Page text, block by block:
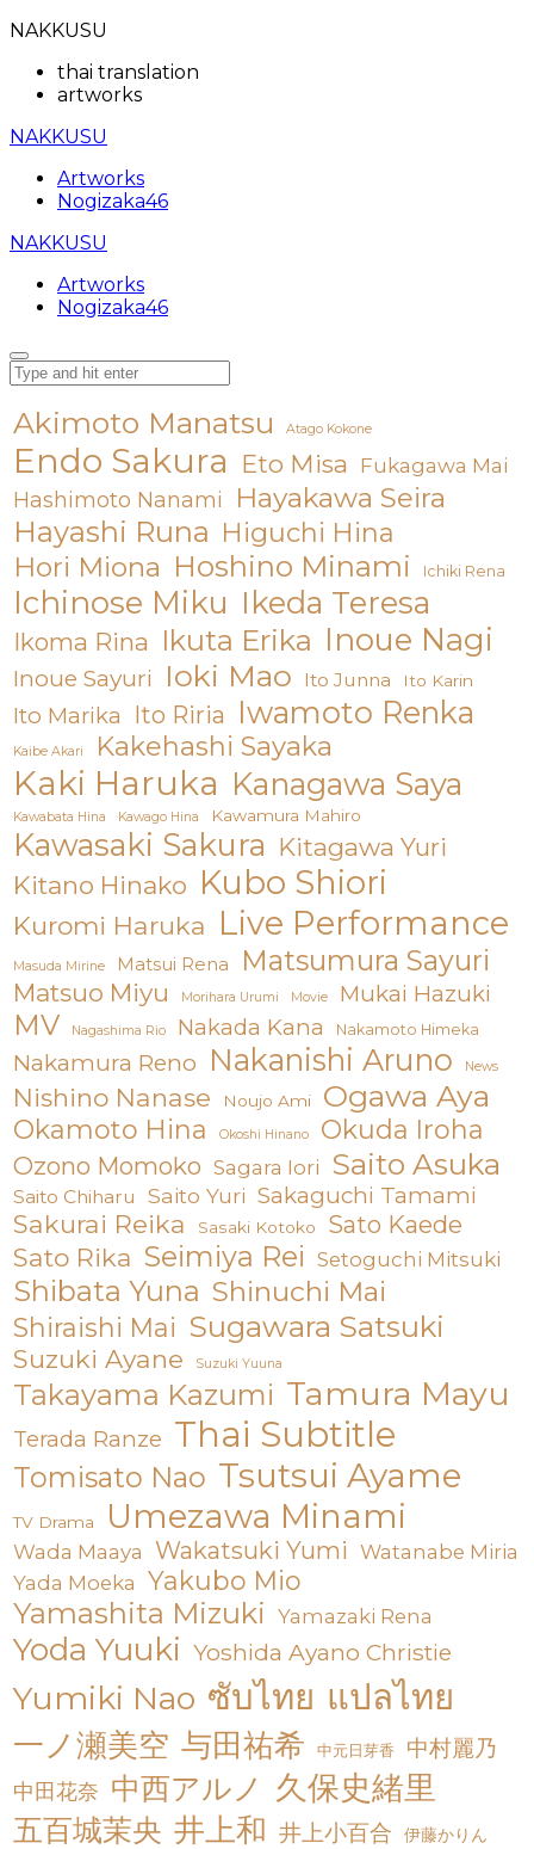
NAKKUSU
thai translation
artworks
NAKKUSU
Artworks
Nogizaka46
NAKKUSU
Artworks
Nogizaka46
Akimoto Manatsu Atago Kokone
Endo Sakura Eto Misa Fukagawa Mai
Hashimoto Nanami Hayakawa Seira
Hayashi Runa Higuchi Hina
Hori Miona Hoshino Minami Ichiki Rena
Ichinose Miku Ikeda Teresa
Ikoma Rina Ikuta Erika Inoue Nagi
Inoue Sayuri Ioki Mao Ito Junna Ito Karin
Ito Marika Ito Riria Iwamoto Renka
Kaibe Akari Kakehashi Sayaka
Kaki Haruka Kanagawa Saya
Kawabata Hina Kawago Hina Kawamura Mahiro
Kawasaki Sakura Kitagawa Yuri
Kitano Hinako Kubo Shiori
Kuromi Haruka Live Performance
Masuda Mirine Matsui Rena Matsumura Sayuri
Matsuo Miyu Morihara Urumi Movie Mukai Hazuki
MV Nagashima Rio Nakada Kana Nakamoto Himeka
Nakamura Reno Nakanishi Aruno News
Nishino Nanase Noujo Ami Ogawa Aya
Okamoto Hina Okoshi Hinano Okuda Iroha
Ozono Momoko Sagara Iori Saito Asuka
Saito Chiharu Saito Yuri Sakaguchi Tamami
Sakurai Reika Sasaki Kotoko Sato Kaede
Sato Rika Seimiya Rei Setoguchi Mitsuki
Shibata Yuna Shinuchi Mai
Shiraishi Mai Sugawara Satsuki
Suzuki Ayane Suzuki Yuuna
Takayama Kazumi Tamura Mayu
Terada Ranze Thai Subtitle
Tomisato Nao Tsutsui Ayame
TV Drama Umezawa Minami
Wada Maaya Wakatsuki Yumi Watanabe Miria
Yada Moeka Yakubo Mio
Yamashita Mizuki Yamazaki Rena
Yoda Yuuki Yoshida Ayano Christie
Yumiki Nao ซับไทย แปลไทย
一ノ瀬美空 与田祐希 中元日芽香 中村麗乃
中田花奈 中西アルノ 久保史緒里
五百城茉央 井上和 井上小百合 伊藤かりん